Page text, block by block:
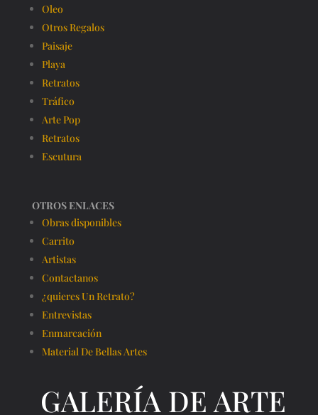
Oleo
Otros Regalos
Paisaje
Playa
Retratos
Tráfico
Arte Pop
Retratos
Escutura
OTROS ENLACES
Obras disponibles
Carrito
Artistas
Contactanos
¿quieres Un Retrato?
Entrevistas
Enmarcación
Material De Bellas Artes
GALERÍA DE ARTE